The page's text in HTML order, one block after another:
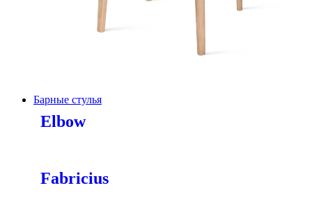
Барные стулья
Elbow
Fabricius